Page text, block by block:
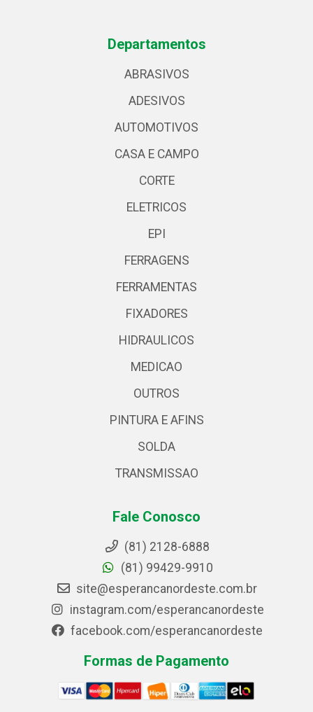
Departamentos
ABRASIVOS
ADESIVOS
AUTOMOTIVOS
CASA E CAMPO
CORTE
ELETRICOS
EPI
FERRAGENS
FERRAMENTAS
FIXADORES
HIDRAULICOS
MEDICAO
OUTROS
PINTURA E AFINS
SOLDA
TRANSMISSAO
Fale Conosco
(81) 2128-6888
(81) 99429-9910
site@esperancanordeste.com.br
instagram.com/esperancanordeste
facebook.com/esperancanordeste
Formas de Pagamento